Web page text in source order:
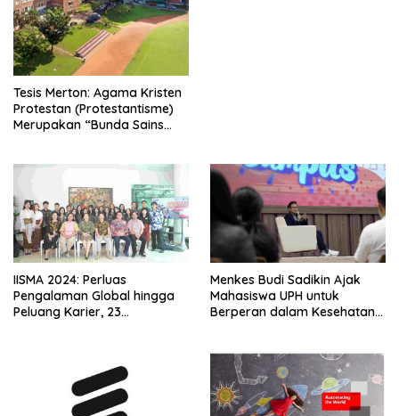
Tesis Merton: Agama Kristen
Protestan (Protestantisme)
Merupakan “Bunda Sains
IISMA 2024: Perluas
Pengalaman Global hingga
Peluang Karier, 23
Menkes Budi Sadikin Ajak
Mahasiswa UPH untuk
Berperan dalam Kesehatan